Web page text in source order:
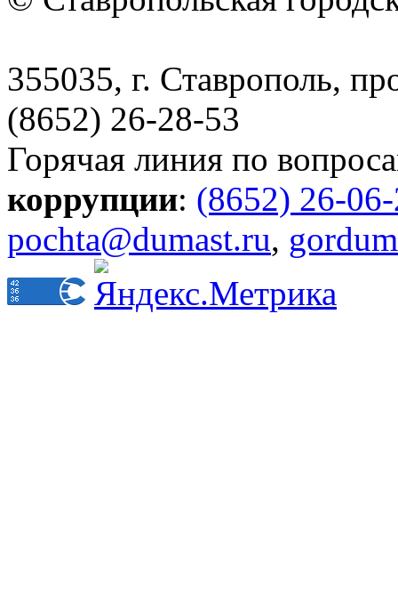
355035, г. Ставрополь,
(8652) 26-28-53
Горячая линия по
коррупции: (8652) 26-
pochta@dumast.ru,